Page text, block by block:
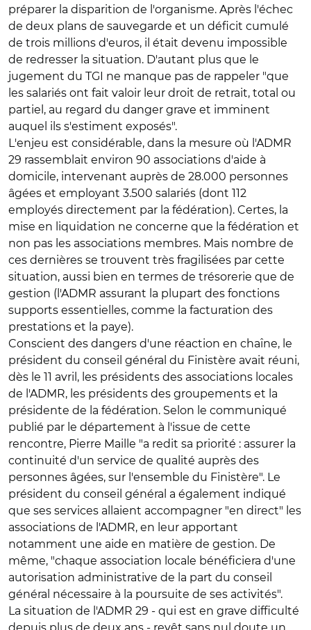
préparer la disparition de l'organisme. Après l'échec
de deux plans de sauvegarde et un déficit cumulé
de trois millions d'euros, il était devenu impossible
de redresser la situation. D'autant plus que le
jugement du TGI ne manque pas de rappeler "que
les salariés ont fait valoir leur droit de retrait, total ou
partiel, au regard du danger grave et imminent
auquel ils s'estiment exposés".
L'enjeu est considérable, dans la mesure où l'ADMR
29 rassemblait environ 90 associations d'aide à
domicile, intervenant auprès de 28.000 personnes
âgées et employant 3.500 salariés (dont 112
employés directement par la fédération). Certes, la
mise en liquidation ne concerne que la fédération et
non pas les associations membres. Mais nombre de
ces dernières se trouvent très fragilisées par cette
situation, aussi bien en termes de trésorerie que de
gestion (l'ADMR assurant la plupart des fonctions
supports essentielles, comme la facturation des
prestations et la paye).
Conscient des dangers d'une réaction en chaîne, le
président du conseil général du Finistère avait réuni,
dès le 11 avril, les présidents des associations locales
de l'ADMR, les présidents des groupements et la
présidente de la fédération. Selon le communiqué
publié par le département à l'issue de cette
rencontre, Pierre Maille "a redit sa priorité : assurer la
continuité d'un service de qualité auprès des
personnes âgées, sur l'ensemble du Finistère". Le
président du conseil général a également indiqué
que ses services allaient accompagner "en direct" les
associations de l'ADMR, en leur apportant
notamment une aide en matière de gestion. De
même, "chaque association locale bénéficiera d'une
autorisation administrative de la part du conseil
général nécessaire à la poursuite de ses activités".
La situation de l'ADMR 29 - qui est en grave difficulté